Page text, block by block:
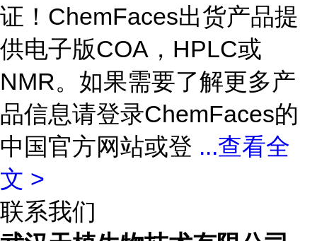
证！ChemFaces出货产品提
供电子版COA，HPLC或
NMR。如果需要了解更多产
品信息请登录ChemFaces的
中国官方网站或登 ...查看全
文 >
联系我们